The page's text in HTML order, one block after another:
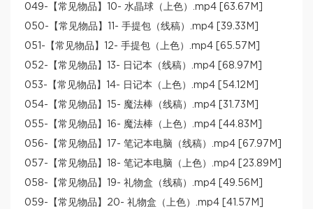
049-【常见物品】10- 水晶球（上色）.mp4 [63.67M]
050-【常见物品】11- 手提包（线稿）.mp4 [39.33M]
051-【常见物品】12- 手提包（上色）.mp4 [65.57M]
052-【常见物品】13- 日记本（线稿）.mp4 [68.97M]
053-【常见物品】14- 日记本（上色）.mp4 [54.12M]
054-【常见物品】15- 魔法棒（线稿）.mp4 [31.73M]
055-【常见物品】16- 魔法棒（上色）.mp4 [44.83M]
056-【常见物品】17- 笔记本电脑（线稿）.mp4 [67.97M]
057-【常见物品】18- 笔记本电脑（上色）.mp4 [23.89M]
058-【常见物品】19- 礼物盒（线稿）.mp4 [49.56M]
059-【常见物品】20- 礼物盒（上色）.mp4 [41.57M]